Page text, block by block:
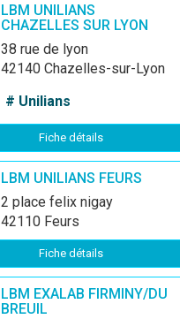
LBM UNILIANS
CHAZELLES SUR LYON
38 rue de lyon
42140 Chazelles-sur-Lyon
# Unilians
Fiche détails
LBM UNILIANS FEURS
2 place felix nigay
42110 Feurs
Fiche détails
LBM EXALAB FIRMINY/DU
BREUIL